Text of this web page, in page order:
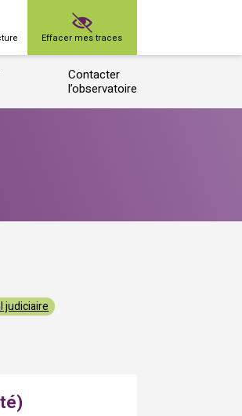
Effacer mes traces
Contacter
l’observatoire
judiciaire